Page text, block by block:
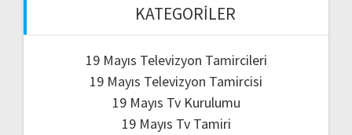
KATEGORILER
19 Mayıs Televizyon Tamircileri
19 Mayıs Televizyon Tamircisi
19 Mayıs Tv Kurulumu
19 Mayıs Tv Tamiri